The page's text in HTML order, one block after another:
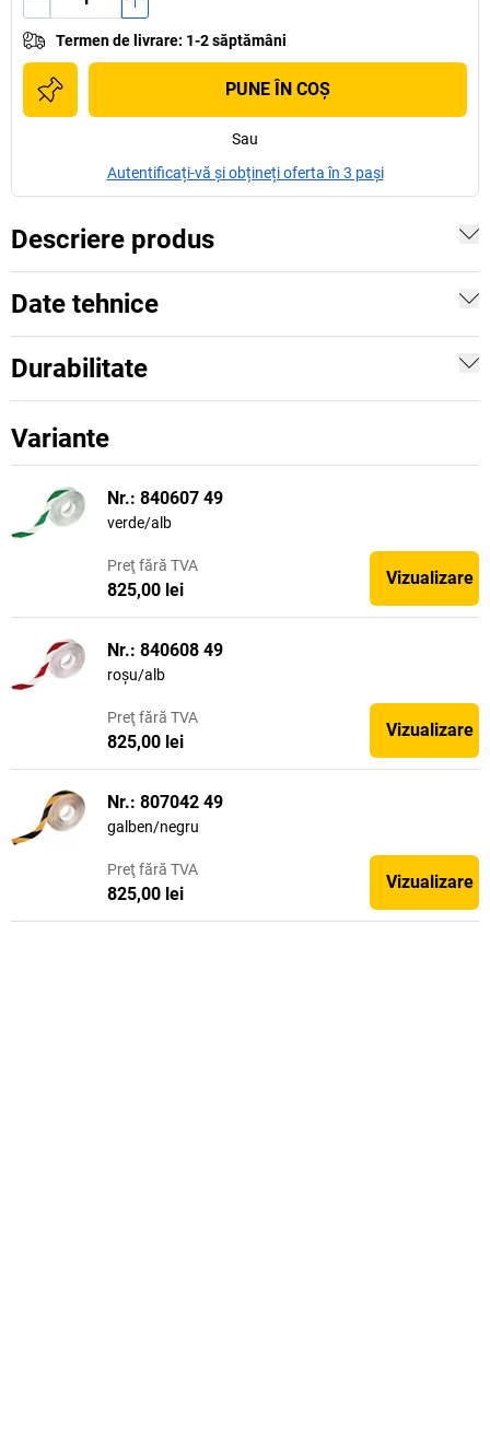
Termen de livrare: 1-2 săptămâni
PUNE ÎN COŞ
Sau
Autentificați-vă și obțineți oferta în 3 pași
Descriere produs
Date tehnice
Durabilitate
Variante
Nr.: 840607 49
verde/alb
Preţ fără TVA
825,00 lei
Vizualizare
Nr.: 840608 49
roșu/alb
Preţ fără TVA
825,00 lei
Vizualizare
Nr.: 807042 49
galben/negru
Preţ fără TVA
825,00 lei
Vizualizare